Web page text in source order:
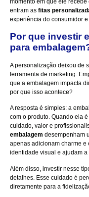
momento em que ele
entram as fitas
experiência do consumidor
Por que investir
para
A personalização deixou de
ferramenta de marketing.
que a embalagem impacta
por que isso acontece?
A resposta é simples: a
com o produto. Quando ela
cuidado, valor e
embalagem desempenham
apenas adicionam charme e
identidade visual e ajudam
Além disso, investir nesse
detalhes. Esse cuidado é
diretamente para a